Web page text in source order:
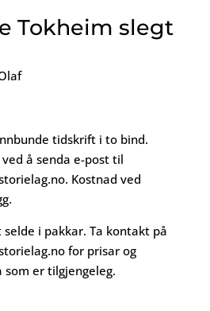
Tokheim slegt
tidskrift i to bind.
å senda e-post til
. Kostnad ved
i pakkar. Ta kontakt på
for prisar og
er tilgjengeleg.